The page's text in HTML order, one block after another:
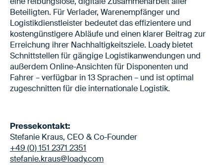
Beteiligten. Für Verlader, Warenempfänger und
Logistikdienstleister bedeutet das effizientere und
kostengünstigere Abläufe und einen klarer Beitrag zur
Erreichung ihrer Nachhaltigkeitsziele. Loady bietet
Schnittstellen für gängige Logistikanwendungen und
außerdem Online-Ansichten für Disponenten und
Fahrer – verfügbar in 13 Sprachen – und ist optimal
zugeschnitten für die internationale Logistik.
Pressekontakt:
Stefanie Kraus, CEO & Co-Founder
+49 (0) 151 2371 2351
stefanie.kraus@loady.com